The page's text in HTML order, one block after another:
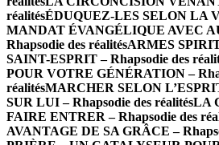
réalitésÉDUQUEZ-LES SELON LA
MANDAT ÉVANGÉLIQUE AVEC
Rhapsodie des réalitésARMES
SAINT-ESPRIT – Rhapsodie des
POUR VOTRE GÉNÉRATION –
réalitésMARCHER SELON
SUR LUI – Rhapsodie des réalitésLA
FAIRE ENTRER – Rhapsodie des
AVANTAGE DE SA GRÂCE –